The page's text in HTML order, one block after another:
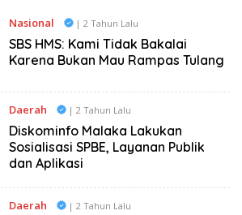
Nasional | 2 Tahun Lalu
SBS HMS: Kami Tidak Bakalai
Karena Bukan Mau Rampas Tulang
Daerah | 2 Tahun Lalu
Diskominfo Malaka Lakukan
Sosialisasi SPBE, Layanan Publik
dan Aplikasi
Daerah | 2 Tahun Lalu